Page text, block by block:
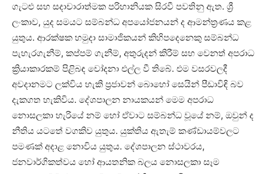
ගැටළු සහ සදාචාරාත්මක පරිහානියක සිරවී පවතිනු ඇත. ශ්‍රී
ලංකාව, යුද සමයට සම්බන්ධ අපයෝජනයන් ද ආමන්ත්‍රණය කළ
යුතුය. ආරක්ෂක හමුදා සාමාජිකයන් කිහිපදෙනෙකු සම්බන්ධ
පැහැරගැනීම්, කප්පම් ගැනීම්, අතුරුදන් කිරීම් සහ වෙනත් අපරාධ
ක්‍රියාකාරකම් පිළිබඳ චෝදනා එල්ල වී තිබේ. එම වසරවලදී
අවදානමට ලක්විය හැකි ප්‍රජාවන් බොහෝ සෙයින් පීඩාවිඳි බව
දැකගත හැකිවිය. දේශපාලන නායකයන් මෙම අපරාධ
නොසලකා හැරියේ නම් හෝ ඒවාට සම්බන්ධ වූයේ නම්, ඔවුන් ද
නීතිය යටතේ වගකිව යුතුය. යුක්තිය ඇතැම් කණ්ඩායම්වලට
පමණක් අදාළ නොවිය යුතුය. දේශපාලන ස්ථාවරය,
ජනවාර්ගිකත්වය හෝ ආයතනික බලය නොසලකා සෑම